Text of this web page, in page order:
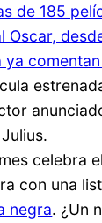
de 185
Oscar,
ya
celebra
con una
negra. ¿Un